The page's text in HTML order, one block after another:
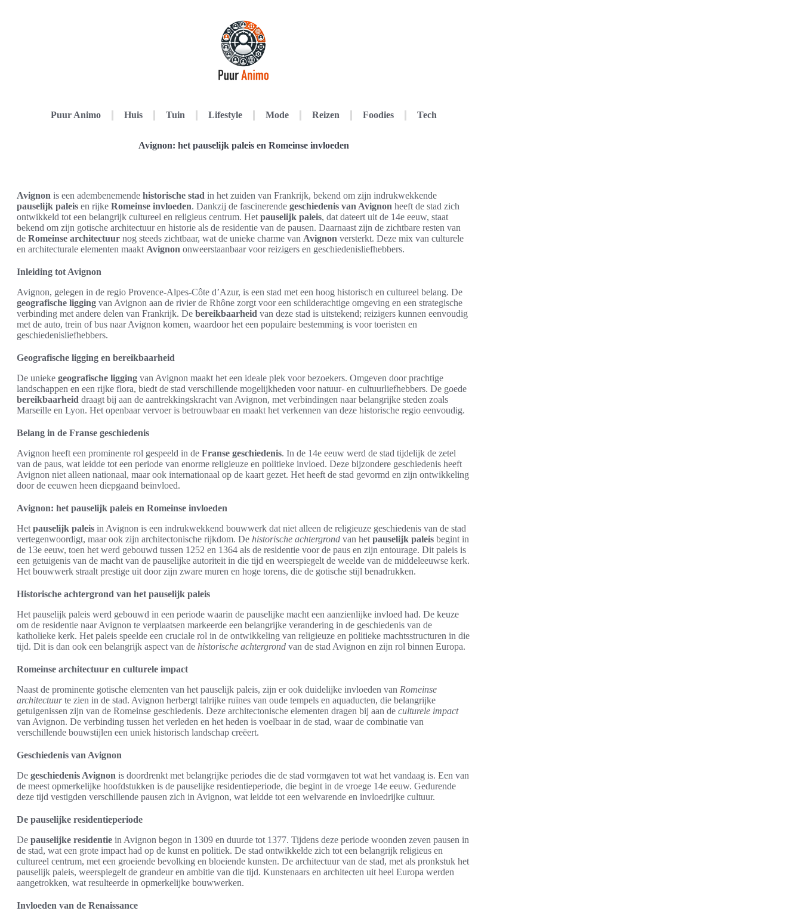
Puur Animo Huis Tuin Lifestyle Mode Reizen Foodies Tech
Avignon: het pauselijk paleis en Romeinse invloeden
Avignon is een adembenemende historische stad in het zuiden van Frankrijk, bekend om zijn indrukwekkende
pauselijk paleis en rijke Romeinse invloeden. Dankzij de fascinerende geschiedenis van Avignon heeft de stad zich
ontwikkeld tot een belangrijk cultureel en religieus centrum. Het pauselijk paleis, dat dateert uit de 14e eeuw, staat
bekend om zijn gotische architectuur en historie als de residentie van de pausen. Daarnaast zijn de zichtbare resten van
de Romeinse architectuur nog steeds zichtbaar, wat de unieke charme van Avignon versterkt. Deze mix van culturele
en architecturale elementen maakt Avignon onweerstaanbaar voor reizigers en geschiedenisliefhebbers.
Inleiding tot Avignon
Avignon, gelegen in de regio Provence-Alpes-Côte d’Azur, is een stad met een hoog historisch en cultureel belang. De
geografische ligging van Avignon aan de rivier de Rhône zorgt voor een schilderachtige omgeving en een strategische
verbinding met andere delen van Frankrijk. De bereikbaarheid van deze stad is uitstekend; reizigers kunnen eenvoudig
met de auto, trein of bus naar Avignon komen, waardoor het een populaire bestemming is voor toeristen en
geschiedenisliefhebbers.
Geografische ligging en bereikbaarheid
De unieke geografische ligging van Avignon maakt het een ideale plek voor bezoekers. Omgeven door prachtige
landschappen en een rijke flora, biedt de stad verschillende mogelijkheden voor natuur- en cultuurliefhebbers. De goede
bereikbaarheid draagt bij aan de aantrekkingskracht van Avignon, met verbindingen naar belangrijke steden zoals
Marseille en Lyon. Het openbaar vervoer is betrouwbaar en maakt het verkennen van deze historische regio eenvoudig.
Belang in de Franse geschiedenis
Avignon heeft een prominente rol gespeeld in de Franse geschiedenis. In de 14e eeuw werd de stad tijdelijk de zetel
van de paus, wat leidde tot een periode van enorme religieuze en politieke invloed. Deze bijzondere geschiedenis heeft
Avignon niet alleen nationaal, maar ook internationaal op de kaart gezet. Het heeft de stad gevormd en zijn ontwikkeling
door de eeuwen heen diepgaand beïnvloed.
Avignon: het pauselijk paleis en Romeinse invloeden
Het pauselijk paleis in Avignon is een indrukwekkend bouwwerk dat niet alleen de religieuze geschiedenis van de stad
vertegenwoordigt, maar ook zijn architectonische rijkdom. De historische achtergrond van het pauselijk paleis begint in
de 13e eeuw, toen het werd gebouwd tussen 1252 en 1364 als de residentie voor de paus en zijn entourage. Dit paleis is
een getuigenis van de macht van de pauselijke autoriteit in die tijd en weerspiegelt de weelde van de middeleeuwse kerk.
Het bouwwerk straalt prestige uit door zijn zware muren en hoge torens, die de gotische stijl benadrukken.
Historische achtergrond van het pauselijk paleis
Het pauselijk paleis werd gebouwd in een periode waarin de pauselijke macht een aanzienlijke invloed had. De keuze
om de residentie naar Avignon te verplaatsen markeerde een belangrijke verandering in de geschiedenis van de
katholieke kerk. Het paleis speelde een cruciale rol in de ontwikkeling van religieuze en politieke machtsstructuren in die
tijd. Dit is dan ook een belangrijk aspect van de historische achtergrond van de stad Avignon en zijn rol binnen Europa.
Romeinse architectuur en culturele impact
Naast de prominente gotische elementen van het pauselijk paleis, zijn er ook duidelijke invloeden van Romeinse
architectuurte zien in de stad. Avignon herbergt talrijke ruïnes van oude tempels en aquaducten, die belangrijke
getuigenissen zijn van de Romeinse geschiedenis. Deze architectonische elementen dragen bij aan de culturele impact
van Avignon. De verbinding tussen het verleden en het heden is voelbaar in de stad, waar de combinatie van
verschillende bouwstijlen een uniek historisch landschap creëert.
Geschiedenis van Avignon
De geschiedenis Avignon is doordrenkt met belangrijke periodes die de stad vormgaven tot wat het vandaag is. Een van
de meest opmerkelijke hoofdstukken is de pauselijke residentieperiode, die begint in de vroege 14e eeuw. Gedurende
deze tijd vestigden verschillende pausen zich in Avignon, wat leidde tot een welvarende en invloedrijke cultuur.
De pauselijke residentieperiode
De pauselijke residentie in Avignon begon in 1309 en duurde tot 1377. Tijdens deze periode woonden zeven pausen in
de stad, wat een grote impact had op de kunst en politiek. De stad ontwikkelde zich tot een belangrijk religieus en
cultureel centrum, met een groeiende bevolking en bloeiende kunsten. De architectuur van de stad, met als pronkstuk het
pauselijk paleis, weerspiegelt de grandeur en ambitie van die tijd. Kunstenaars en architecten uit heel Europa werden
aangetrokken, wat resulteerde in opmerkelijke bouwwerken.
Invloeden van de Renaissance